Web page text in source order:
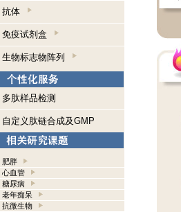
抗体
免疫试剂盒
生物标志物阵列
多肽样品检测
自定义肽链合成及GMP
肥胖
心血管
糖尿病
老年痴呆
抗微生物